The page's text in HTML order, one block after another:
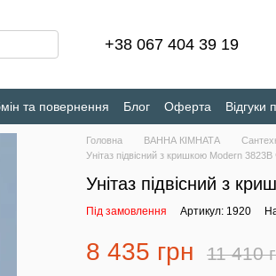
+38 067 404 39 19
та повернення Блог Оферта
Відгуки
Головна ВАННА КІМНАТА
Унітаз підвісний з кришкою Modern 3823B
Унітаз підвісний з
Під замовлення Артикул: 1920
8 435 грн 11 410